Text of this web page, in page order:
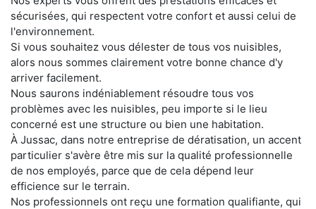
sécurisées, qui respectent votre confort et aussi celui de
l'environnement.
Si vous souhaitez vous délester de tous vos nuisibles,
alors nous sommes clairement votre bonne chance d'y
arriver facilement.
Nous saurons indéniablement résoudre tous vos
problèmes avec les nuisibles, peu importe si le lieu
concerné est une structure ou bien une habitation.
À Jussac, dans notre entreprise de dératisation, un accent
particulier s'avère être mis sur la qualité professionnelle
de nos employés, parce que de cela dépend leur
efficience sur le terrain.
Nos professionnels ont reçu une formation qualifiante, qui